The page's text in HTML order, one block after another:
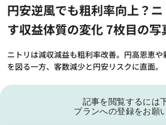
円安逆風でも粗利率向上？
す収益体質の変化 7枚目の写
ニトリは減収減益も粗利率改善。円高恩恵
を図る一方、客数減少と円安リスクに直面。
記事を閲覧するには
プランへの登録をお願